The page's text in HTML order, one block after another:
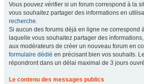
Vous pouvez vérifier si un forum correspond à la
vous souhaitez partager des informations en
recherche.
Si aucun des forums déjà en ligne ne correspond
laquelle vous souhaitez partager des
aux modérateurs de créer un nouveau forum en
formulaire dédié en précisant bien vos souhaits.
répondront dans un délai maximal de 3 jours
Le contenu des messages publics